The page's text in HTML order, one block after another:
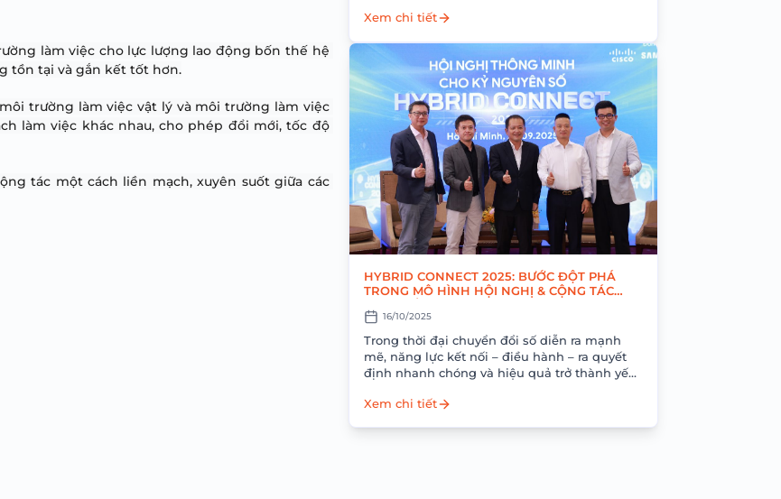
làm việc cho lực lượng lao động bốn thế hệ
tồn tại và gắn kết tốt hơn.
trường làm việc vật lý và môi trường làm việc
làm việc khác nhau, cho phép đổi mới, tốc độ
tác một cách liền mạch, xuyên suốt giữa các
Xem chi tiết
HYBRID CONNECT 2025: BƯỚC ĐỘT PHÁ
TRONG MÔ HÌNH HỘI NGHỊ & CỘNG TÁC
16/10/2025
Trong thời đại chuyển đổi số diễn ra mạnh
mẽ, năng lực kết nối – điều hành – ra quyết
định nhanh chóng và hiệu quả trở thành yếu
Xem chi tiết